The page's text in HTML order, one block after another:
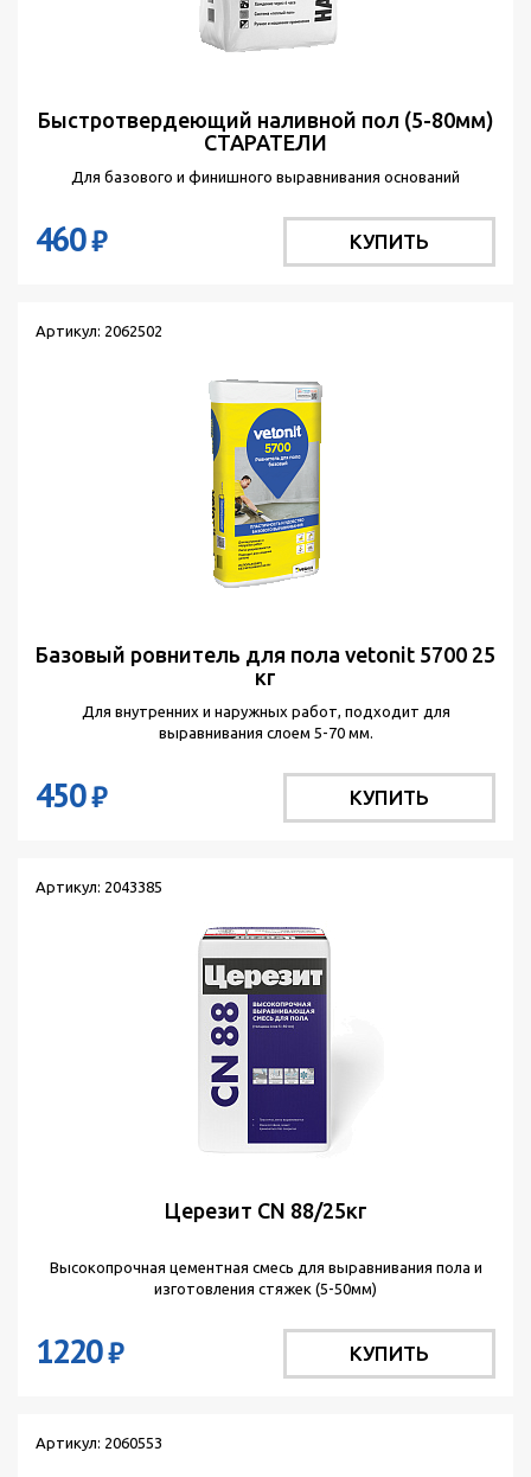
Быстротвердеющий наливной пол (5-80мм)
СТАРАТЕЛИ
Для базового и финишного выравнивания оснований
460₽ КУПИТЬ
Артикул: 2062502
Базовый ровнитель для пола vetonit 5700 25
кг
Для внутренних и наружных работ, подходит для
выравнивания слоем 5-70 мм.
450₽ КУПИТЬ
Артикул: 2043385
Церезит CN 88/25кг
Высокопрочная цементная смесь для выравнивания пола и
изготовления стяжек (5-50мм)
1220₽ КУПИТЬ
Артикул: 2060553